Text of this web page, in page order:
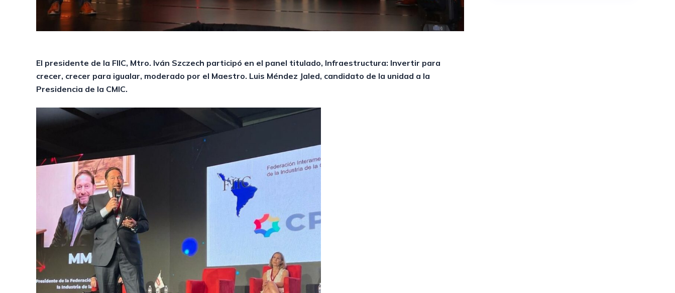
El presidente de la FIIC, Mtro. Iván Szczech participó en el panel titulado, Infraestructura: Invertir para
crecer, crecer para igualar, moderado por el Maestro. Luis Méndez Jaled, candidato de la unidad a la
Presidencia de la CMIC.